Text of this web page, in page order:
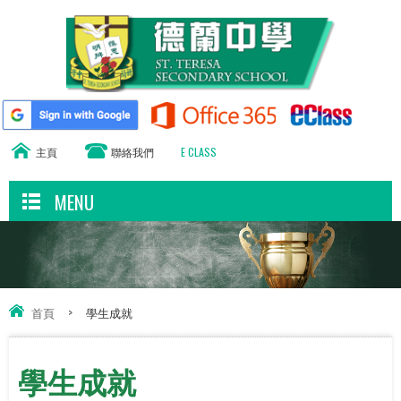
主頁 聯絡我們 E CLASS
MENU
首頁 > 學生成就
學生成就